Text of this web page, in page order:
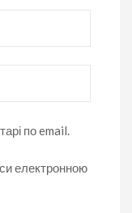
по email.
електронною